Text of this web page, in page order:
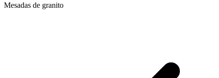
Mesadas de granito